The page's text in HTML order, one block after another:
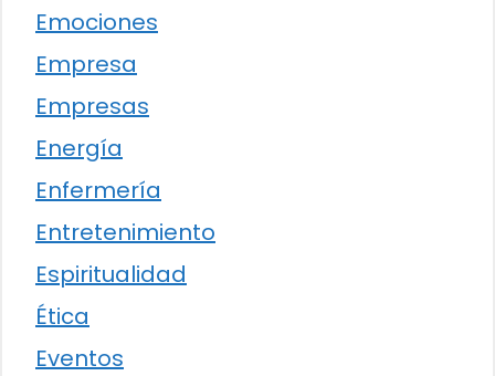
Emociones
Empresa
Empresas
Energía
Enfermería
Entretenimiento
Espiritualidad
Ética
Eventos